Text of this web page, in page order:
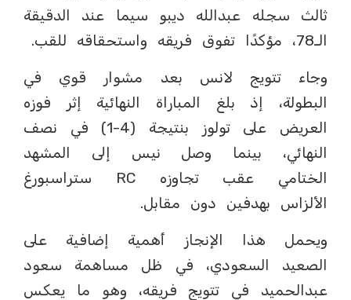
ثالث سجله عبدالله ديبو سيما عند الدقيقة
الـ78، مؤكدًا تفوق فريقه واستحقاقه للقب.
وجاء تتويج لانس بعد مشوار قوي في
البطولة، إذ بلغ المباراة النهائية إثر فوزه
العريض على تولوز بنتيجة (4-1) في نصف
النهائي، بينما وصل نيس إلى المشهد
الختامي عقب تجاوزه RC ستراسبورغ
الألزاس بهدفين دون مقابل.
ويحمل هذا الإنجاز أهمية إضافية على
الصعيد السعودي، في ظل مساهمة سعود
عبدالحميد في تتويج فريقه، وهو ما يعكس